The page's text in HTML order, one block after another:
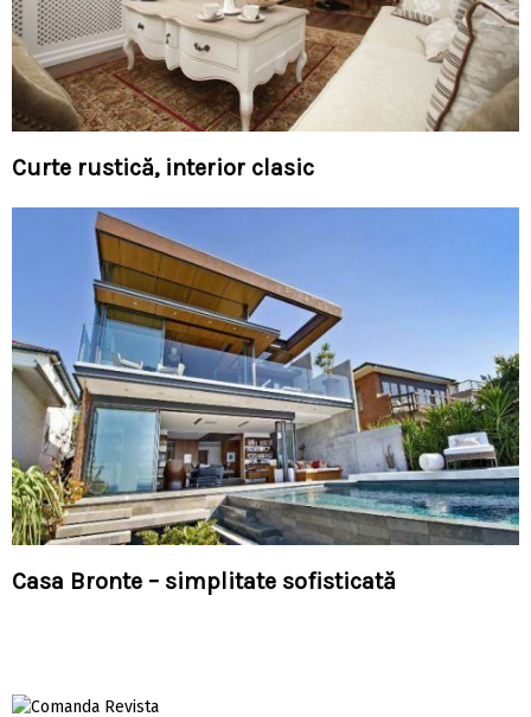
Curte rustică, interior clasic
Casa Bronte – simplitate sofisticată